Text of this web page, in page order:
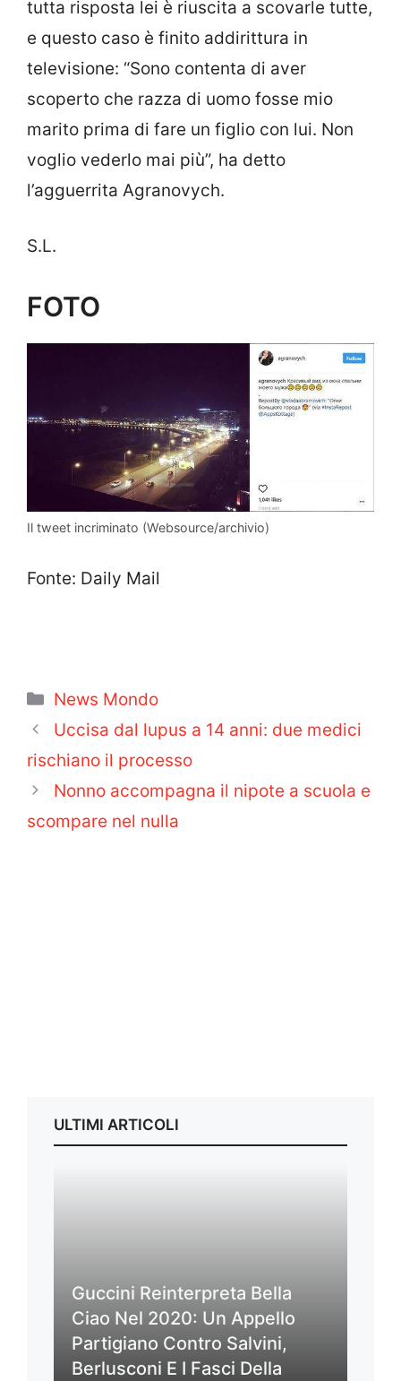
tutta risposta lei è riuscita a scovarle tutte,
e questo caso è finito addirittura in
televisione: “Sono contenta di aver
scoperto che razza di uomo fosse mio
marito prima di fare un figlio con lui. Non
voglio vederlo mai più”, ha detto
l’agguerrita Agranovych.
S.L.
FOTO
Il tweet incriminato (Websource/archivio)
Fonte: Daily Mail
Categorie
News Mondo
Uccisa dal lupus a 14 anni: due medici
rischiano il processo
Nonno accompagna il nipote a scuola e
scompare nel nulla
ULTIMI ARTICOLI
Guccini Reinterpreta Bella
Ciao Nel 2020: Un Appello
Partigiano Contro Salvini,
Berlusconi E I Fasci Della